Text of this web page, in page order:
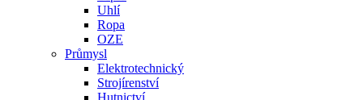
Uhlí
Ropa
OZE
Průmysl
Elektrotechnický
Strojírenství
Hutnictví